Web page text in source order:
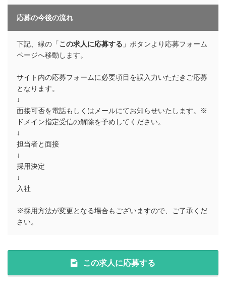
応募の今後の流れ
下記、緑の「この求人に応募する 」ボタンより応募フォーム
ページへ移動します。
サイト内の応募フォームに必要項目を誤入力いただきご応募
となります。
↓
面接可否を電話もしくはメールにてお知らせいたします。※
ドメイン指定受信の解除を予めしてください。
↓
担当者と面接
↓
採用決定
↓
入社
※採用方法が変更となる場合もございますので、ご了承くだ
さい。
この求人に応募する